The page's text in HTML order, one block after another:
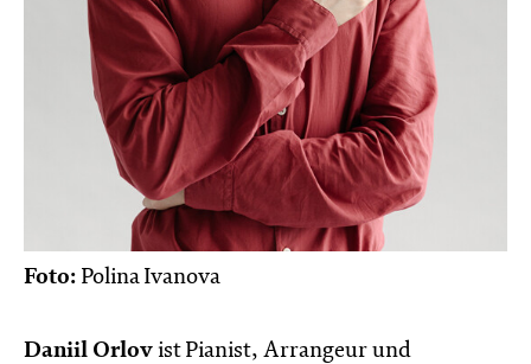
Foto: Polina Ivanova
Daniil Orlov ist Pianist, Arrangeur und